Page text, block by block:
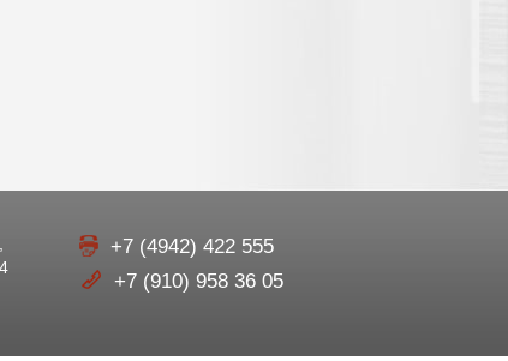
+7 (4942) 422 555
+7 (910) 958 36 05